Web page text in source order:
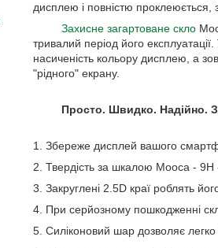
дисплею і повністю проклеюється,
Захисне загартоване скло
тривалий період його
насиченість кольору дисплею, а
"рідного" екрану.
Просто. Швидко. Надійно.
1. Збереже дисплей вашого
2. Твердість за шкалою Мооса - 9Н -
3. Закруглені 2.5D краї роблять
4. При серйозному пошкодженні
5. Силіконовий шар дозволяє легко